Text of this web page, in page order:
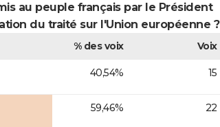
au peuple français par le Président
du traité sur l'Union européenne ?
% des voix
Voix
40,54% 15
59,46% 22